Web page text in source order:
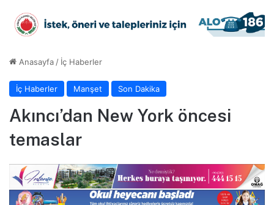
Anasayfa / İç Haberler
İç Haberler Manşet Son Dakika
Akıncı’dan New York öncesi
temaslar